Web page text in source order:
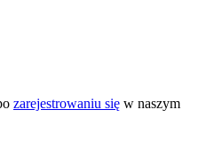
zarejestrowaniu się w naszym